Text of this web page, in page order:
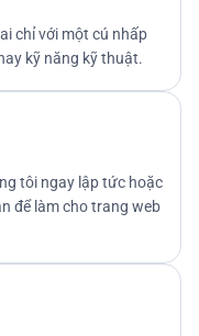
chỉ với một cú nhấp
kỹ năng kỹ thuật.
tôi ngay lập tức hoặc
để làm cho trang web